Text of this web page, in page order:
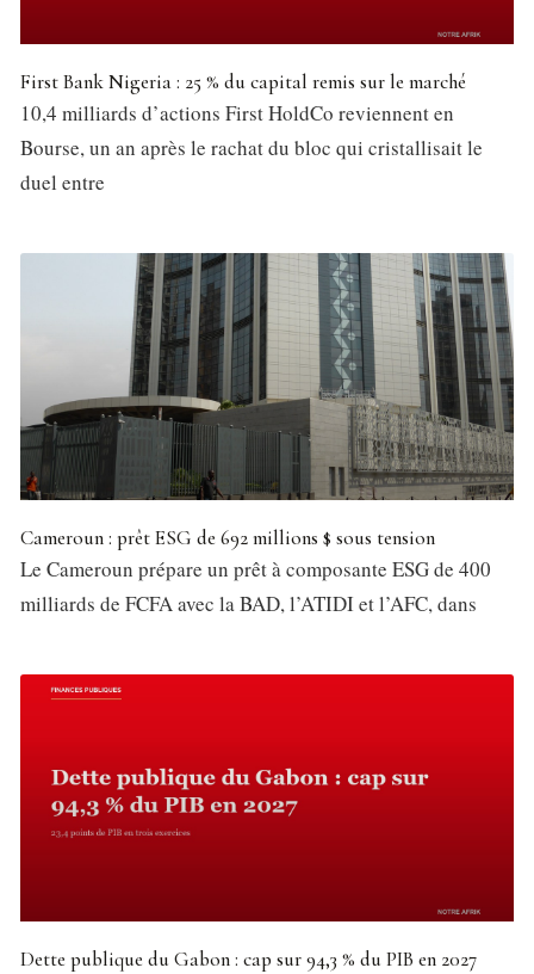
First Bank Nigeria : 25 % du capital remis sur le marché
10,4 milliards d’actions First HoldCo reviennent en
Bourse, un an après le rachat du bloc qui cristallisait le
duel entre
Cameroun : prêt ESG de 692 millions $ sous tension
Le Cameroun prépare un prêt à composante ESG de 400
milliards de FCFA avec la BAD, l’ATIDI et l’AFC, dans
Dette publique du Gabon : cap sur 94,3 % du PIB en 2027